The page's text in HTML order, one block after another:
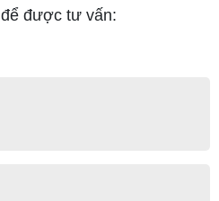
để được tư vấn: